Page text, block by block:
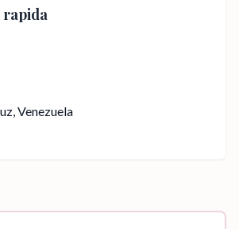
, Venezuela